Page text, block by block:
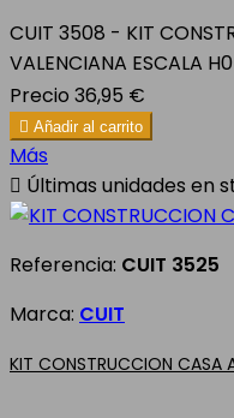
CUIT 3508 - KIT
VALENCIANA ESCALA H0
Precio 36,95 €
 Añadir al carrito
Más
 Últimas unidades en
Referencia: CUIT 3525
Marca: CUIT
KIT CONSTRUCCION CASA